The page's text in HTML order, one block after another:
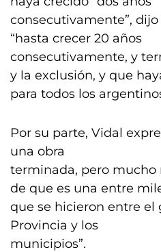
consecutivamente”,
“hasta crecer 20 años
consecutivamente, y
y la exclusión, y que
para todos los
Por su parte, Vidal
una obra
terminada, pero mucho
de que es una entre
que se hicieron entre el
Provincia y los
municipios”.